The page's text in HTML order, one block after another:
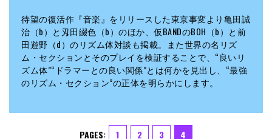
待望の復活作『音楽』をリリースした東京事変より亀田誠
治（b）と刄田綴色（b）のほか、仮BANDのBOH（b）と前
田遊野（d）のリズム体対談も掲載。また世界の名リズ
ム・セクションとそのプレイを検証することで、“良いリ
ズム体”“ドラマーとの良い関係”とは何かを見出し、“最強
のリズム・セクション”の正体を明らかにします。
PAGES: 1 2 3 4